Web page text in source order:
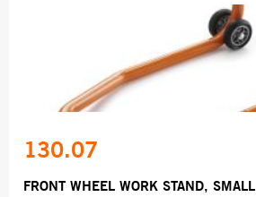
130.07
FRONT WHEEL WORK STAND, SMALL